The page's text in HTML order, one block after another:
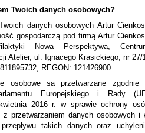
Twoich danych osobowych?
danych osobowych Artur
gospodarczą pod firmą Artur
Nowa Perspektywa,
Atelier, ul. Ignacego Krasickiego, nr 27/
REGON: 121426900.
osobowe są przetwarzane zgodnie
Europejskiego i Rady
2016 r. w sprawie ochrony
przetwarzaniem danych osobowych i
takich danych oraz